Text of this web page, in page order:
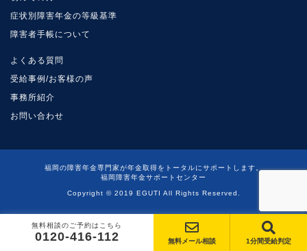
無料相談のご予約はこちら
0120-416-112 無料メール相談 1分間受給判定
症状別障害年金の等級基準
障害者手帳について
よくある質問
受給事例/お客様の声
事務所紹介
お問い合わせ
福岡の障害年金専門家が年金取得をトータルにサポートします。
福岡障害年金サポートセンター
Copyright © 2019 EGUTI All Rights Reserved.